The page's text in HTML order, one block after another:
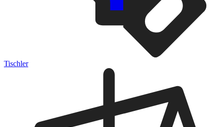
Tischler